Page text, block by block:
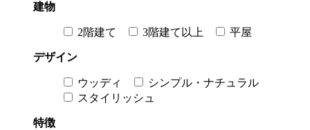
建物
2階建て 3階建て以上 平屋
デザイン
ウッディ
シンプル・ナチュラル
スタイリッシュ
特徴